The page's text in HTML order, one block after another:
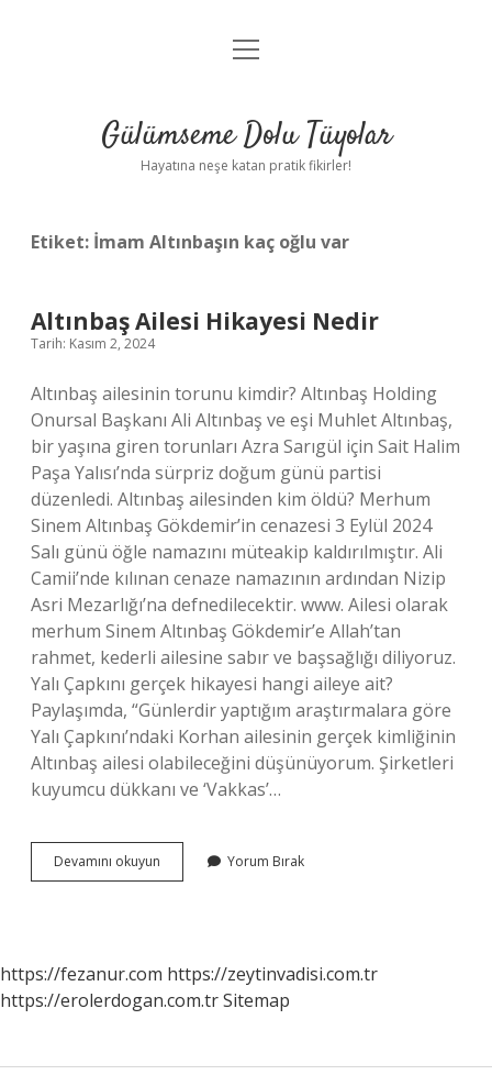
Anasayfa
Yasal Uyarı
menüyü
Gülümseme Dolu Tüyolar
Hayatına neşe katan pratik fikirler!
Etiket: İmam Altınbaşın kaç oğlu var
Altınbaş Ailesi Hikayesi Nedir
Tarih: Kasım 2, 2024
Altınbaş ailesinin torunu kimdir? Altınbaş Holding
Onursal Başkanı Ali Altınbaş ve eşi Muhlet Altınbaş,
bir yaşına giren torunları Azra Sarıgül için Sait Halim
Paşa Yalısı’nda sürpriz doğum günü partisi
düzenledi. Altınbaş ailesinden kim öldü? Merhum
Sinem Altınbaş Gökdemir’in cenazesi 3 Eylül 2024
Salı günü öğle namazını müteakip kaldırılmıştır. Ali
Camii’nde kılınan cenaze namazının ardından Nizip
Asri Mezarlığı’na defnedilecektir. www. Ailesi olarak
merhum Sinem Altınbaş Gökdemir’e Allah’tan
rahmet, kederli ailesine sabır ve başsağlığı diliyoruz.
Yalı Çapkını gerçek hikayesi hangi aileye ait?
Paylaşımda, “Günlerdir yaptığım araştırmalara göre
Yalı Çapkını’ndaki Korhan ailesinin gerçek kimliğinin
Altınbaş ailesi olabileceğini düşünüyorum. Şirketleri
kuyumcu dükkanı ve ‘Vakkas’…
Devamını okuyun Altınbaş
Ailesi
Yorum Bırak
https://fezanur.com https://zeytinvadisi.com.tr
https://erolerdogan.com.trSitemap